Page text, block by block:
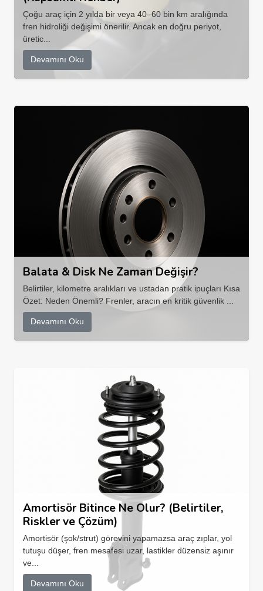
Çoğu araç için 2 yılda bir veya 40–60 bin km aralığında
fren hidroliği değişimi önerilir. Ancak en doğru periyot,
üretic...
Devamını Oku
Balata & Disk Ne Zaman Değişir?
Belirtiler, kilometre aralıkları ve ustadan pratik ipuçları Kısa
Özet: Neden Önemli? Frenler, aracın en kritik güvenlik ...
Devamını Oku
Amortisör Bitince Ne Olur? (Belirtiler,
Riskler ve Çözüm)
Amortisör (şok/strut) görevini yapamazsa araç zıplar, yol
tutuşu düşer, fren mesafesi uzar, lastikler düzensiz aşınır
ve...
Devamını Oku